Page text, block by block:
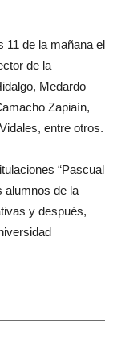
11 de la mañana el
de la
Medardo
Zapiaín,
entre otros.
“Pascual
alumnos de la
y después,